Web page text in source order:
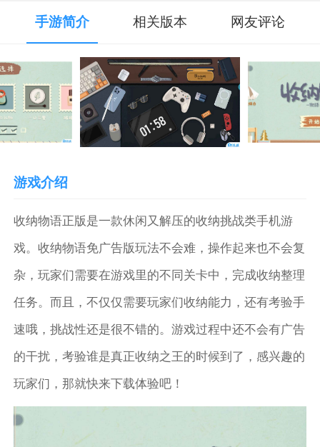
手游简介 相关版本 网友评论
游戏介绍
收纳物语正版是一款休闲又解压的收纳挑战类手机游
戏。收纳物语免广告版玩法不会难，操作起来也不会复
杂，玩家们需要在游戏里的不同关卡中，完成收纳整理
任务。而且，不仅仅需要玩家们收纳能力，还有考验手
速哦，挑战性还是很不错的。游戏过程中还不会有广告
的干扰，考验谁是真正收纳之王的时候到了，感兴趣的
玩家们，那就快来下载体验吧！